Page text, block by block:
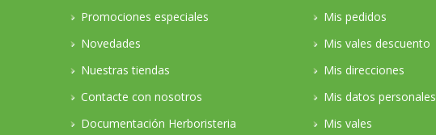
Promociones especiales
Novedades
Nuestras tiendas
Contacte con nosotros
Documentación Herboristeria
Mis pedidos
Mis vales descuento
Mis direcciones
Mis datos personales
Mis vales